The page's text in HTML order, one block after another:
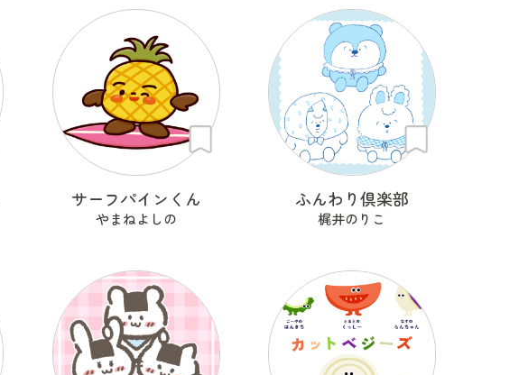
サーフパインくん
やまねよしの
ふんわり倶楽部
梶井のりこ